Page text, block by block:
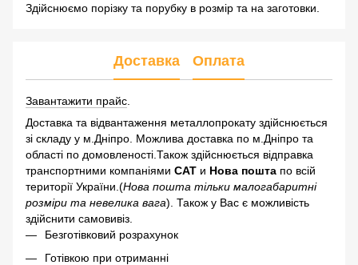
Здійснюємо порізку та порубку в розмір та на заготовки.
Доставка Оплата
Завантажити прайс
Доставка та відвантаження металлопрокату здійснюється
зі складу у м.Дніпро. Можлива доставка по м.Дніпро та
області по домовленості.Також здійснюється відправка
транспортними компаніями САТ и Нова пошта по всій
території України.(Нова пошта тільки малогабаритні
розміри та невелика вага). Також у Вас є можливість
здійснити самовивіз.
Безготівковий розрахунок
Готівкою при отриманні